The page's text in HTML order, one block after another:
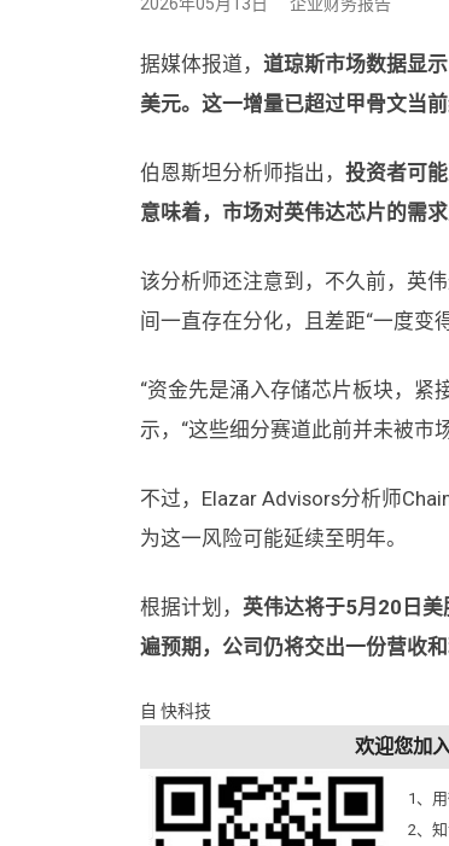
据媒体报道， 道琼斯市场数据显
美元。这一增量已超过甲骨文当
伯恩斯坦分析师指出， 投资者可
意味着，市场对英伟达芯片的需
该分析师还注意到，不久前，英
间一直存在分化，且差距“一度变
“资金先是涌入存储芯片板块，紧
示，“这些细分赛道此前并未被市
不过，Elazar Advisors分析师
为这一风险可能延续至明年。
根据计划， 英伟达将于5月20日
遍预期，公司仍将交出一份营收
自 快科技
欢迎您加
1、
2、